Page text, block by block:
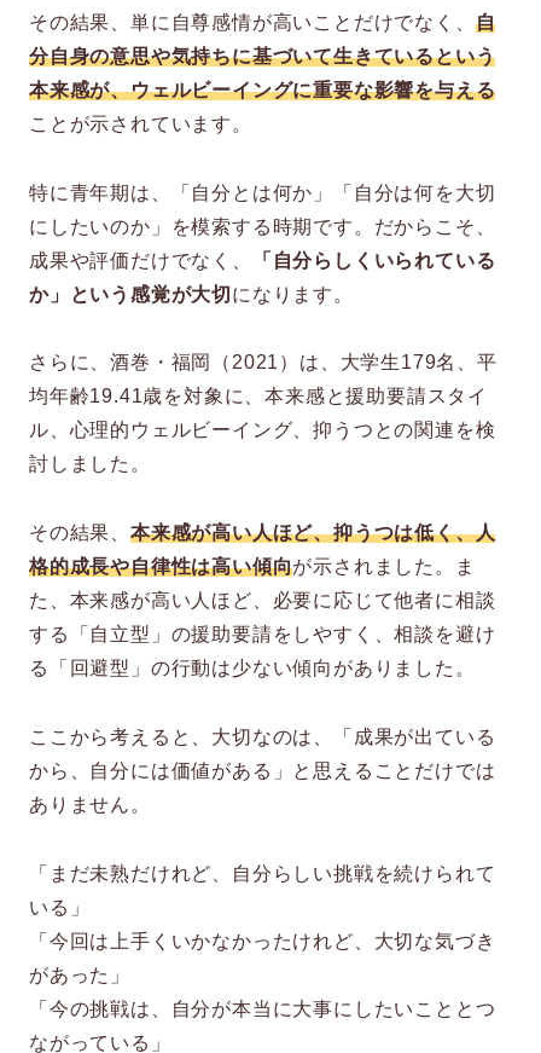
その結果、単に自尊感情が高いことだけでなく、 自
分自身の意思や気持ちに基づいて生きているという
本来感が、ウェルビーイングに重要な影響を与える
ことが示されています。
特に青年期は、「自分とは何か」「自分は何を大切
にしたいのか」を模索する時期です。だからこそ、
成果や評価だけでなく、
「自分らしくいられている
か」という感覚が大切 になります。
さらに、酒巻・福岡（2021）は、大学生179名、平
均年齢19.41歳を対象に、本来感と援助要請スタイ
ル、心理的ウェルビーイング、抑うつとの関連を検
討しました。
その結果、 本来感が高い人ほど、抑うつは低く、人
格的成長や自律性は高い傾向が示されました。ま
た、本来感が高い人ほど、必要に応じて他者に相談
する「自立型」の援助要請をしやすく、相談を避け
る「回避型」の行動は少ない傾向がありました。
ここから考えると、大切なのは、「成果が出ている
から、自分には価値がある」と思えることだけでは
ありません。
「まだ未熟だけれど、自分らしい挑戦を続けられて
いる」
「今回は上手くいかなかったけれど、大切な気づき
があった」
「今の挑戦は、自分が本当に大事にしたいこととつ
ながっている」